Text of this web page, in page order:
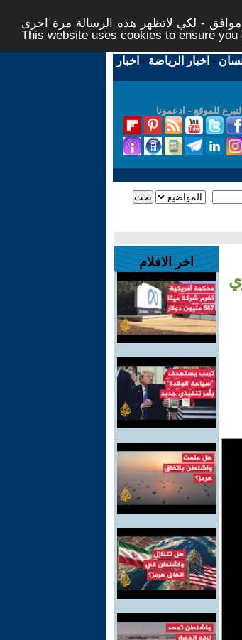
- لكي لاتظهر هذه الرسالة مرة اخرى -
This website uses cookies to ensure
- اخبار الرياضة - اخبار
التبرع للموقع - ادعمونا
اخر الافلام